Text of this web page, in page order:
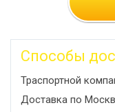
Способы
Траспортной
Доставка по